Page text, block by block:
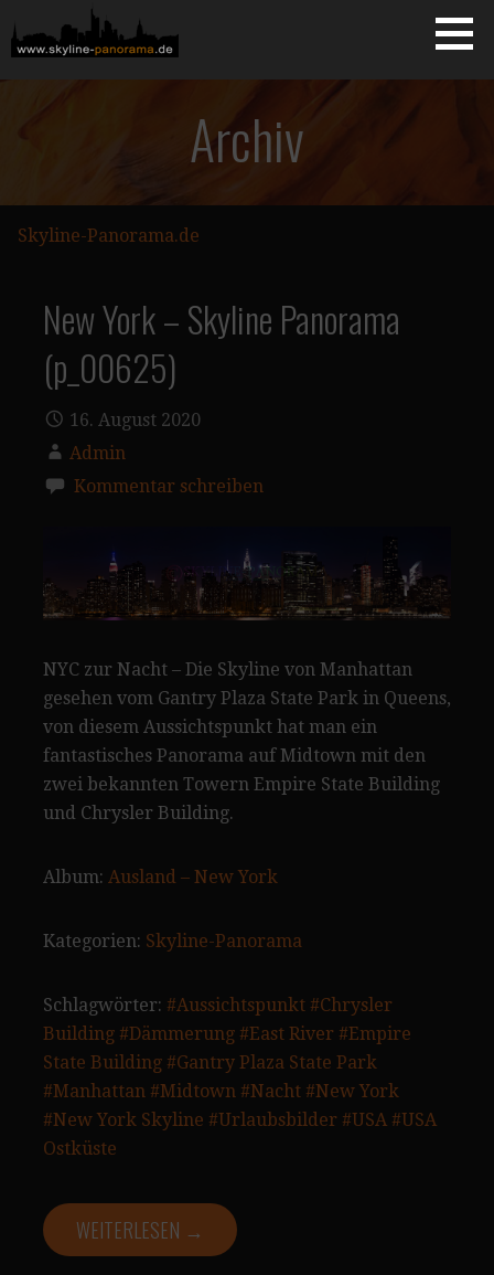
Inhalt
springen
SKYLINE-PANORAMA.DE
Archiv
Skyline-Panorama.de
New York – Skyline Panorama
(p_00625)
16. August 2020
Admin
Kommentar schreiben
NYC zur Nacht – Die Skyline von Manhattan
gesehen vom Gantry Plaza State Park in Queens,
von diesem Aussichtspunkt hat man ein
fantastisches Panorama auf Midtown mit den
zwei bekannten Towern Empire State Building
und Chrysler Building.
Album: Ausland – New York
Kategorien: Skyline-Panorama
Schlagwörter: #Aussichtspunkt #Chrysler
Building #Dämmerung #East River #Empire
State Building #Gantry Plaza State Park
#Manhattan #Midtown #Nacht #New York
#New York Skyline #Urlaubsbilder #USA #USA
Ostküste
WEITERLESEN →